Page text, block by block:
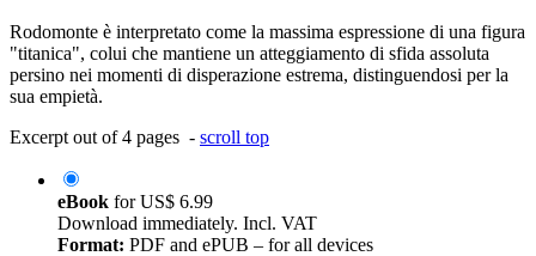
Rodomonte è interpretato come la massima espressione di una figura
"titanica", colui che mantiene un atteggiamento di sfida assoluta
persino nei momenti di disperazione estrema, distinguendosi per la
sua empietà.
Excerpt out of 4 pages - scroll top
eBook forUS$ 6.99
Download immediately. Incl. VAT
Format: PDF and ePUB – for all devices